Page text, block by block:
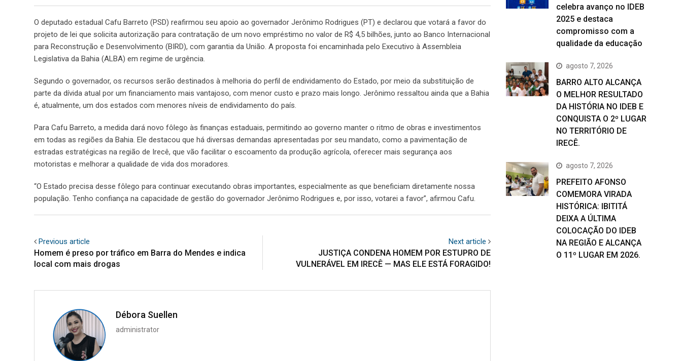
O deputado estadual Cafu Barreto (PSD) reafirmou seu apoio ao governador Jerônimo Rodrigues (PT) e declarou que votará a favor do
projeto de lei que solicita autorização para contratação de um novo empréstimo no valor de R$ 4,5 bilhões, junto ao Banco Internacional
para Reconstrução e Desenvolvimento (BIRD), com garantia da União. A proposta foi encaminhada pelo Executivo à Assembleia
Legislativa da Bahia (ALBA) em regime de urgência.
Segundo o governador, os recursos serão destinados à melhoria do perfil de endividamento do Estado, por meio da substituição de
parte da dívida atual por um financiamento mais vantajoso, com menor custo e prazo mais longo. Jerônimo ressaltou ainda que a Bahia
é, atualmente, um dos estados com menores níveis de endividamento do país.
Para Cafu Barreto, a medida dará novo fôlego às finanças estaduais, permitindo ao governo manter o ritmo de obras e investimentos
em todas as regiões da Bahia. Ele destacou que há diversas demandas apresentadas por seu mandato, como a pavimentação de
estradas estratégicas na região de Irecê, que vão facilitar o escoamento da produção agrícola, oferecer mais segurança aos
motoristas e melhorar a qualidade de vida dos moradores.
“O Estado precisa desse fôlego para continuar executando obras importantes, especialmente as que beneficiam diretamente nossa
população. Tenho confiança na capacidade de gestão do governador Jerônimo Rodrigues e, por isso, votarei a favor”, afirmou Cafu.
Previous article
Homem é preso por tráfico em Barra do Mendes e indica
local com mais drogas
Next article
JUSTIÇA CONDENA HOMEM POR ESTUPRO DE
VULNERÁVEL EM IRECÊ — MAS ELE ESTÁ FORAGIDO!
Débora Suellen
administrator
celebra avanço no IDEB
2025 e destaca
compromisso com a
qualidade da educação
agosto 7, 2026
BARRO ALTO ALCANÇA
O MELHOR RESULTADO
DA HISTÓRIA NO IDEB E
CONQUISTA O 2º LUGAR
NO TERRITÓRIO DE
IRECÊ.
agosto 7, 2026
PREFEITO AFONSO
COMEMORA VIRADA
HISTÓRICA: IBITITÁ
DEIXA A ÚLTIMA
COLOCAÇÃO DO IDEB
NA REGIÃO E ALCANÇA
O 11º LUGAR EM 2026.